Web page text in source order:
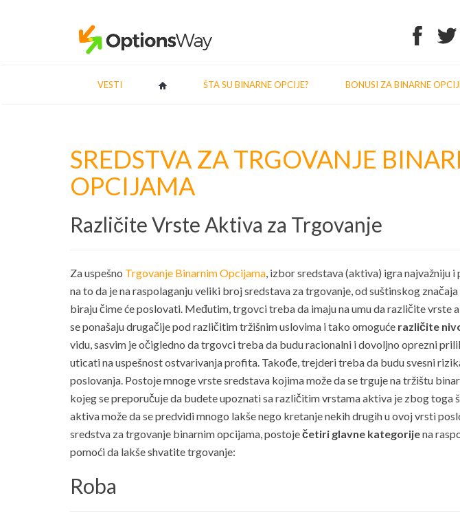
Facebook
VESTI ŠTA SU BINARNE OPCIJE? BONUSI ZA BINARNE
SREDSTVA ZA TRGOVANJE
OPCIJAMA
Različite Vrste Aktiva za Trgovanje
Za uspešno Trgovanje Binarnim Opcijama, izbor sredstava (aktiva) igra najvažniju i
na to da je na raspolaganju veliki broj sredstava za trgovanje, od suštinskog
biraju čime će poslovati. Međutim, trgovci treba da imaju na umu da različite vrste
se ponašaju drugačije pod različitim tržišnim uslovima i tako omoguće različite
vidu, sasvim je očigledno da trgovci treba da budu racionalni i dovoljno oprezni
uticati na uspešnost ostvarivanja profita. Takođe, trejderi treba da budu svesni
poslovanja. Postoje mnoge vrste sredstava kojima može da se trguje na tržištu
kojeg se preporučuje da budete upoznati sa različitim vrstama aktiva je zbog toga
aktiva može da se predvidi mnogo lakše nego kretanje nekih drugih u ovoj vrsti
sredstva za trgovanje binarnim opcijama, postoječetiri glavne kategorijena
pomoći da lakše shvatite trgovanje:
Roba